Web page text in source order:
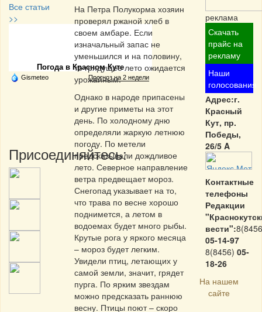
Все статьи
>>
Частная реклама
Погода в Красном Куте
Gismeteo Прогноз на 2 недели
Присоединяйтесь:
На Петра Полукорма хозяин
проверял ржаной хлеб в
своем амбаре. Если
изначальный запас не
уменьшился и на половину,
то грядущее лето ожидается
урожайным.
Однако в народе припасены
и другие приметы на этот
день. По холодному дню
определяли жаркую летнюю
погоду. По метели
предсказывали дождливое
лето. Северное направление
ветра предвещает мороз.
Снегопад указывает на то,
что трава по весне хорошо
поднимется, а летом в
водоемах будет много рыбы.
Крутые рога у яркого месяца
– мороз будет легким.
Увидели птиц, летающих у
самой земли, значит, грядет
пурга. По ярким звездам
можно предсказать раннюю
весну. Птицы поют – скоро
реклама
Скачать
прайс на
рекламу
Наши
голосования
Адрес:г.
Красный
Кут, пр.
Победы,
26/5 A
Контактные
телефоны
Редакции
вести":
05-14-97
8(8456) 05-
18-26
На нашем
сайте